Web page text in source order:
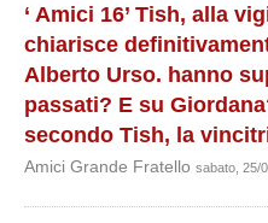
‘ Amici 16’ Tish, alla
chiarisce
Alberto Urso. hanno
passati? E su
secondo Tish, la
Amici Grande Fratello sabato, 25/